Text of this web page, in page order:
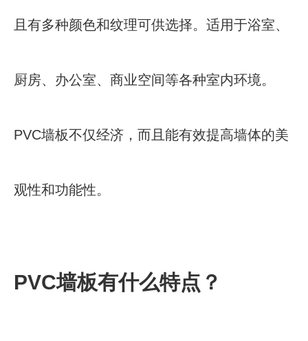
且有多种颜色和纹理可供选择。适用于浴室、
厨房、办公室、商业空间等各种室内环境。
PVC墙板不仅经济，而且能有效提高墙体的美
观性和功能性。
PVC墙板有什么特点？